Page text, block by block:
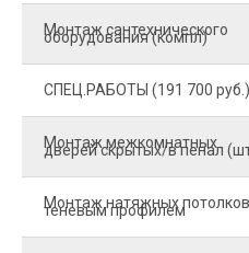
Монтаж сантехнического
оборудования (компл)
СПЕЦ.РАБОТЫ (191 700 руб.)
Монтаж межкомнатных
дверей скрытых/в пенал
Монтаж натяжных
теневым профилем